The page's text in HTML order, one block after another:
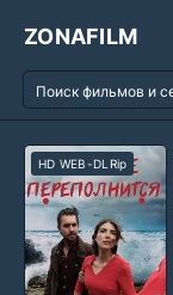
ZONAFILM
HD WEB-DLRip